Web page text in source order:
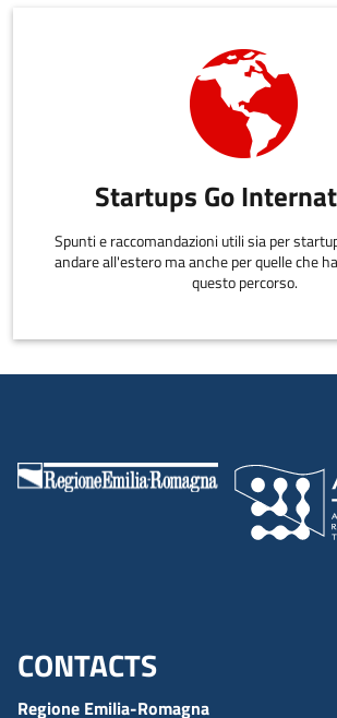
Startups Go
Spunti e raccomandazioni utili sia per
andare all'estero ma anche per quelle che
questo percorso.
Menu footer inglese
CONTACTS
Regione Emilia-Romagna